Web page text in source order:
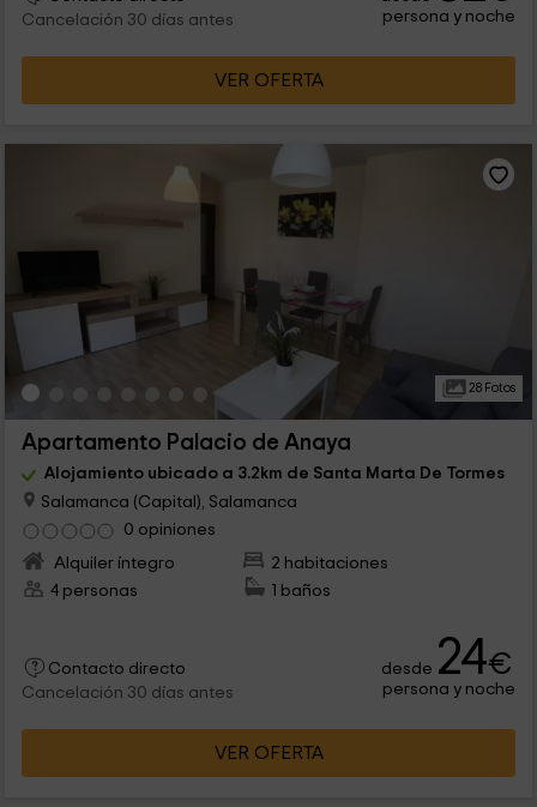
Cancelación 30 días antes
persona y noche
VER OFERTA
28 Fotos
Apartamento Palacio de Anaya
Alojamiento ubicado a 3.2km de Santa Marta De Tormes
Salamanca (Capital), Salamanca
0 opiniones
Alquiler íntegro
2 habitaciones
4 personas
1 baños
Contacto directo
Cancelación 30 días antes
desde 24€
persona y noche
VER OFERTA